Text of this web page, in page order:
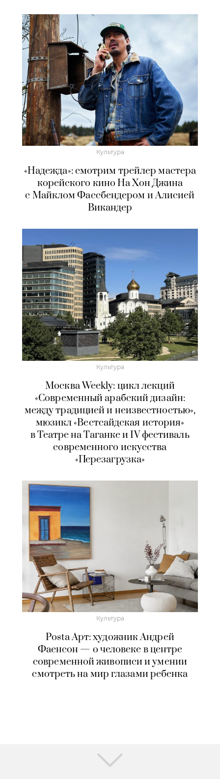
Культура
«Надежда»: смотрим трейлер мастера
корейского кино На Хон Джина
с Майклом Фассбендером и Алисией
Викандер
Культура
Москва Weekly: цикл лекций
«Современный арабский дизайн:
между традицией и неизвестностью»,
мюзикл «Вестсайдская история»
в Театре на Таганке и IV фестиваль
современного искусства
«Перезагрузка»
Культура
Posta Арт: художник Андрей
Фаенсон — о человеке в центре
современной живописи и умении
смотреть на мир глазами ребенка